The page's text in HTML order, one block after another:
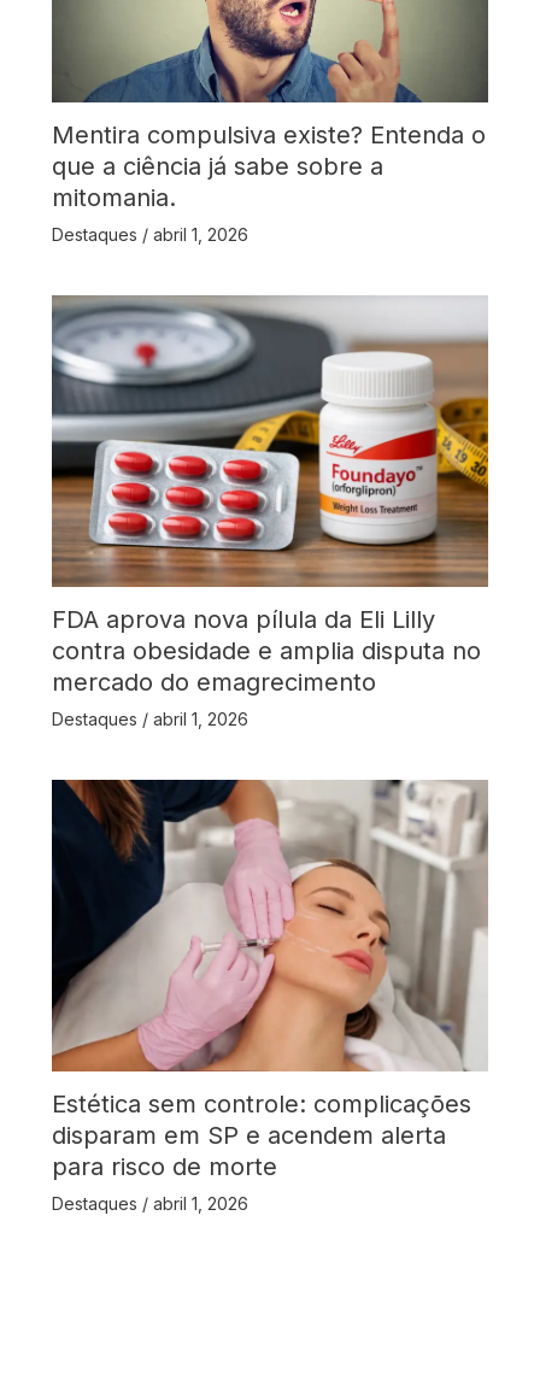
Mentira compulsiva existe? Entenda o
que a ciência já sabe sobre a
mitomania.
Destaques / abril 1, 2026
FDA aprova nova pílula da Eli Lilly
contra obesidade e amplia disputa no
mercado do emagrecimento
Destaques / abril 1, 2026
Estética sem controle: complicações
disparam em SP e acendem alerta
para risco de morte
Destaques / abril 1, 2026